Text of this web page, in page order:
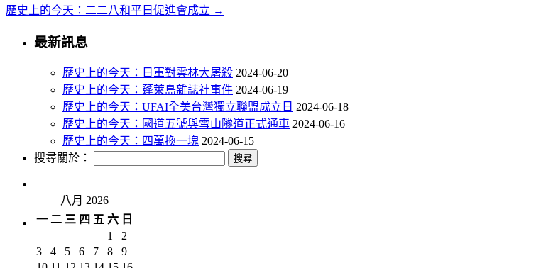
歷史上的今天：二二八和平日促進會成立 →
最新訊息
歷史上的今天：日軍對雲林大屠殺 2024-06-20
歷史上的今天：蓬萊島雜誌社事件 2024-06-19
歷史上的今天：UFAI全美台灣獨立聯盟成立日 2024-06-18
歷史上的今天：國道五號與雪山隧道正式通車 2024-06-16
歷史上的今天：四萬換一塊 2024-06-15
搜尋關於：
八月 2026
一 二 三 四 五 六 日
1
2
3
4 5 6 7 8
9